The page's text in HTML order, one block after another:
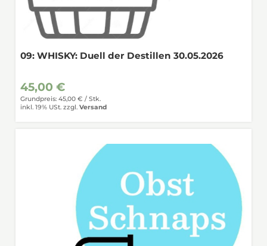
09: WHISKY: Duell der Destillen 30.05.2026
45,00 €
Grundpreis: 45,00 € / Stk.
inkl. 19% USt. zzgl. Versand